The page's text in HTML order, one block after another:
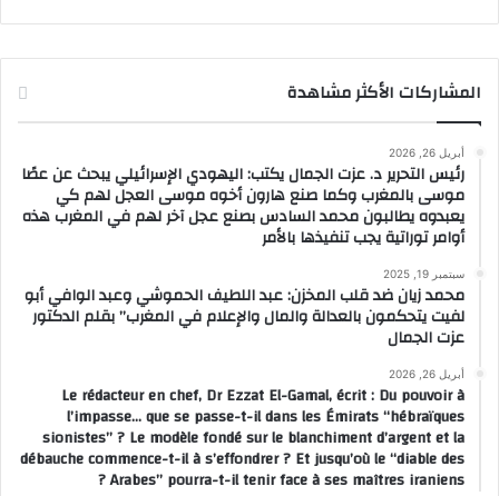
المشاركات الأكثر مشاهدة
أبريل 26, 2026
رئيس التحرير د. عزت الجمال يكتب: اليهودي الإسرائيلي يبحث عن عصًا
موسى بالمغرب وكما صنع هارون أخوه موسى العجل لهم كي
يعبدوه يطالبون محمد السادس بصنع عجل آخر لهم في المغرب هذه
أوامر توراتية يجب تنفيذها بالأمر
سبتمبر 19, 2025
محمد زيان ضد قلب المخزن: عبد اللطيف الحموشي وعبد الوافي أبو
لفيت يتحكمون بالعدالة والمال والإعلام في المغرب” بقلم الدكتور
عزت الجمال
أبريل 26, 2026
Le rédacteur en chef, Dr Ezzat El-Gamal, écrit : Du pouvoir à
l’impasse… que se passe-t-il dans les Émirats “hébraïques
sionistes” ? Le modèle fondé sur le blanchiment d’argent et la
débauche commence-t-il à s’effondrer ? Et jusqu’où le “diable des
Arabes” pourra-t-il tenir face à ses maîtres iraniens ?